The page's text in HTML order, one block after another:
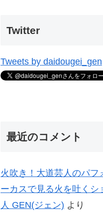
Twitter
Tweets by daidougei_gen
最近のコメント
火吹き！大道芸人のパフ
ーカスで見る火を吐くシ
人 GEN(ジェン) より